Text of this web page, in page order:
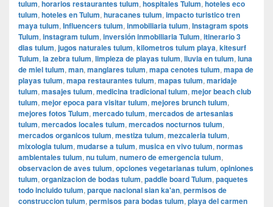
tulum, horarios restaurantes tulum, hospitales Tulum, hoteles eco
tulum, hoteles en Tulum, huracanes tulum, impacto turistico tren
maya tulum, Influencers tulum, inmobiliaria tulum, Instagram spots
Tulum, instagram tulum, inversión inmobiliaria Tulum, itinerario 3
dias tulum, jugos naturales tulum, kilometros tulum playa, kitesurf
Tulum, la zebra tulum, limpieza de playas tulum, lluvia en tulum, luna
de miel tulum, man, manglares tulum, mapa cenotes tulum, mapa de
playas tulum, mapa restaurantes tulum, mapas tulum, maridaje
tulum, masajes tulum, medicina tradicional tulum, mejor beach club
tulum, mejor epoca para visitar tulum, mejores brunch tulum,
mejores fotos Tulum, mercado tulum, mercados de artesanias
tulum, mercados locales tulum, mercados nocturnos tulum,
mercados organicos tulum, mestiza tulum, mezcaleria tulum,
mixologia tulum, mudarse a tulum, musica en vivo tulum, normas
ambientales tulum, nu tulum, numero de emergencia tulum,
observacion de aves tulum, opciones vegetarianas tulum, opiniones
tulum, organizacion de bodas tulum, paddle board Tulum, paquetes
todo incluido tulum, parque nacional sian ka'an, permisos de
construccion tulum, permisos para bodas tulum, playa del carmen